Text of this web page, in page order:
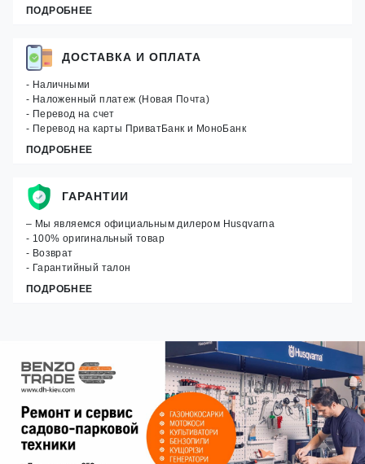
ПОДРОБНЕЕ
ДОСТАВКА И ОПЛАТА
- Наличными
- Наложенный платеж (Новая Почта)
- Перевод на счет
- Перевод на карты ПриватБанк и МоноБанк
ПОДРОБНЕЕ
ГАРАНТИИ
– Мы являемся официальным дилером Husqvarna
- 100% оригинальный товар
- Возврат
- Гарантийный талон
ПОДРОБНЕЕ